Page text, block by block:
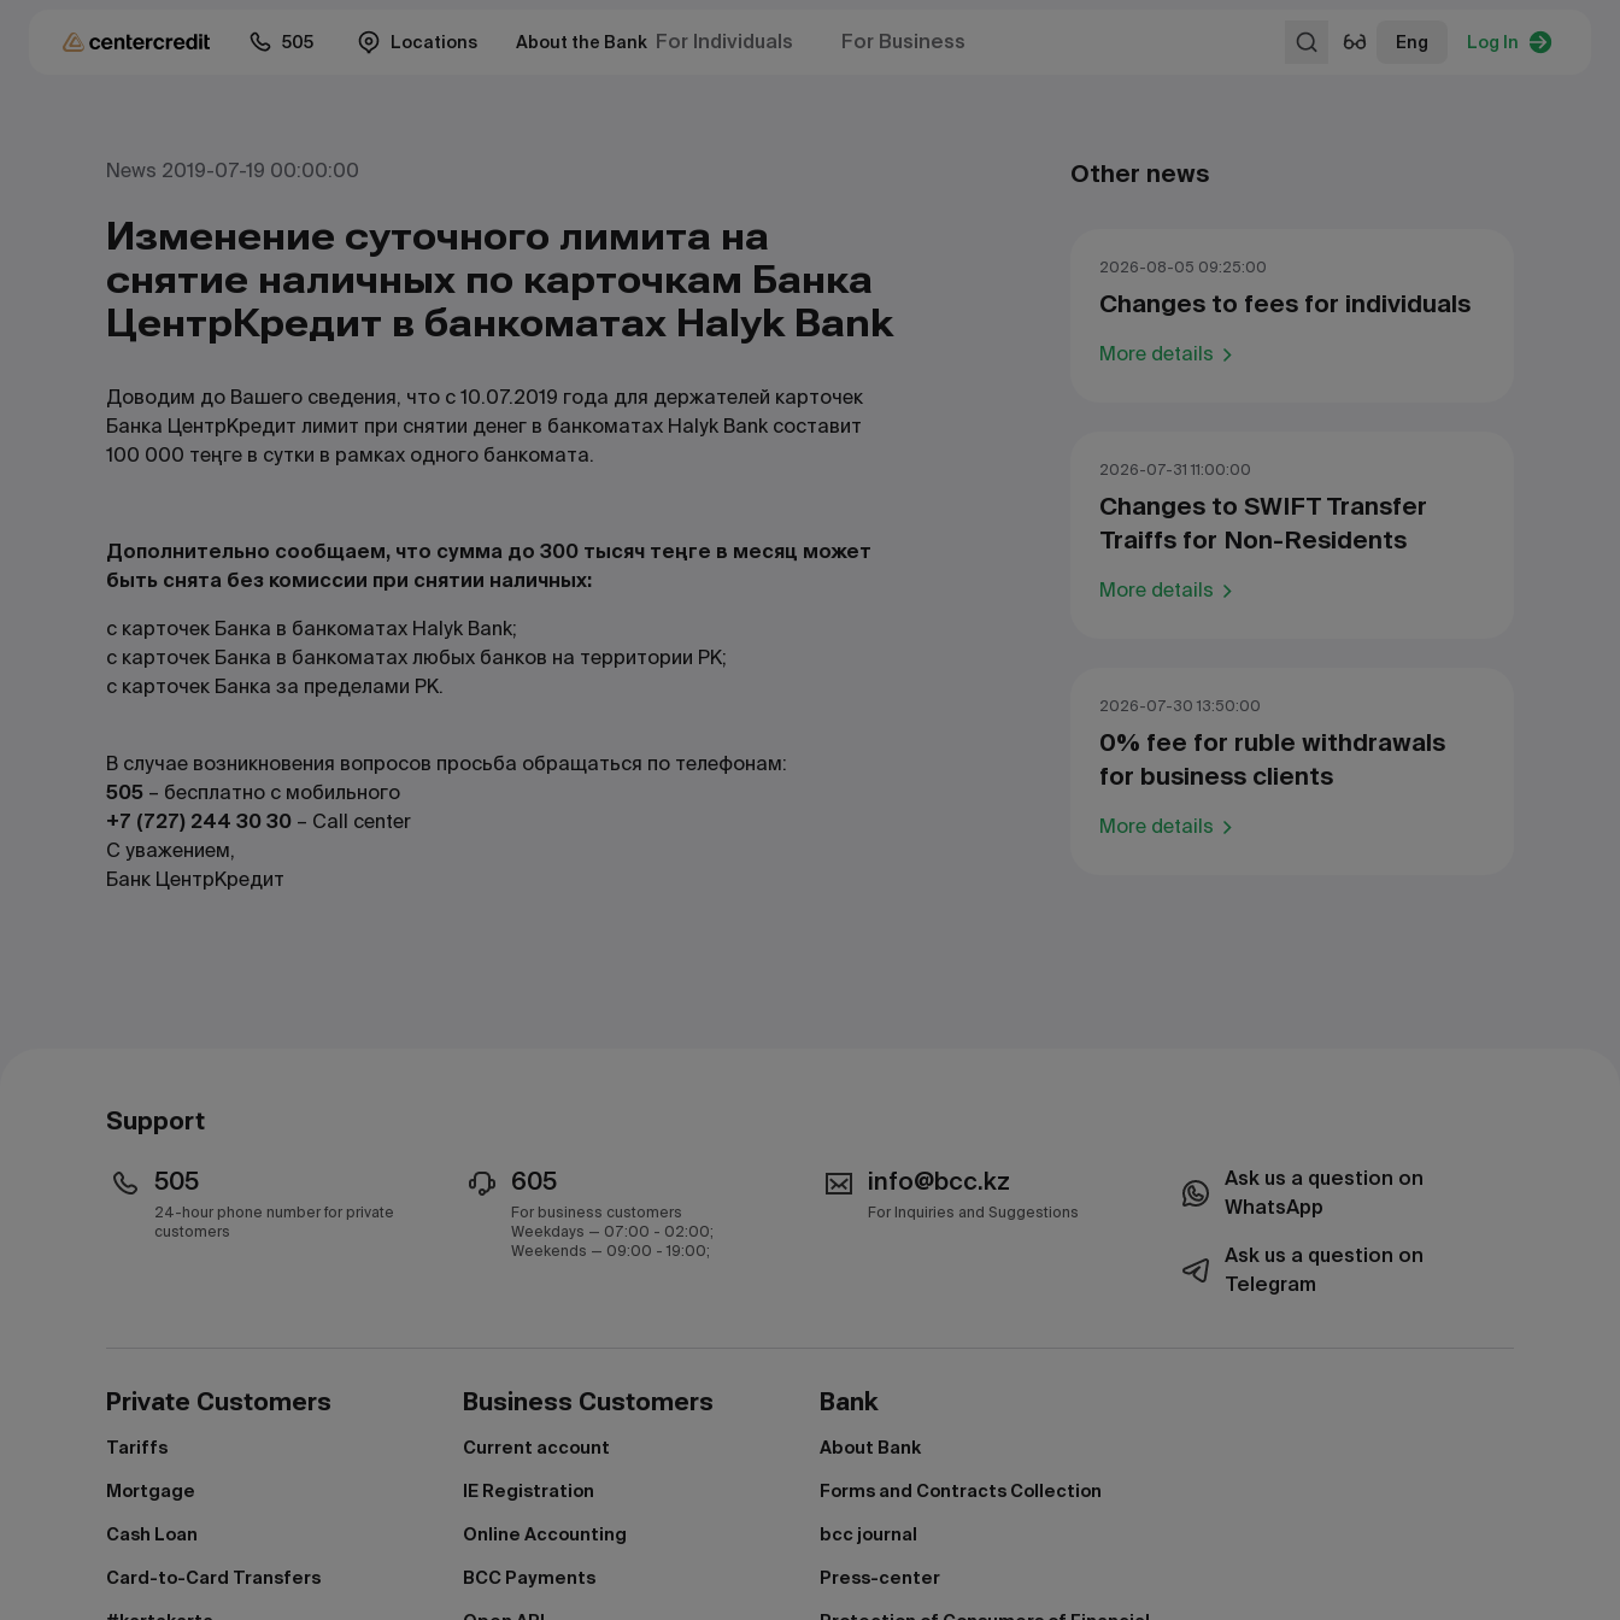
505 Locations About the Bank For Individuals For Business Eng Log In
News 2019-07-19 00:00:00
Изменение суточного лимита на
снятие наличных по карточкам Банка
ЦентрКредит в банкоматах Halyk Bank
Доводим до Вашего сведения, что с 10.07.2019 года для держателей карточек
Банка ЦентрКредит лимит при снятии денег в банкоматах Halyk Bank составит
100 000 теңге в сутки в рамках одного банкомата.
Дополнительно сообщаем, что сумма до 300 тысяч теңге в месяц может
быть снята без комиссии при снятии наличных:
с карточек Банка в банкоматах Halyk Bank;
с карточек Банка в банкоматах любых банков на территории РК;
с карточек Банка за пределами РК.
В случае возникновения вопросов просьба обращаться по телефонам:
505 – бесплатно с мобильного
+7 (727) 244 30 30 – Call center
С уважением,
Банк ЦентрКредит
Other news
2026-08-05 09:25:00
Changes to fees for individuals
More details
2026-07-31 11:00:00
Changes to SWIFT Transfer
Traiffs for Non-Residents
More details
2026-07-30 13:50:00
0% fee for ruble withdrawals
for business clients
More details
Support
505
24-hour phone number for private
customers
605
For business customers
Weekdays — 07:00 - 02:00;
Weekends — 09:00 - 19:00;
info@bcc.kz
For Inquiries and Suggestions
Ask us a question on
WhatsApp
Ask us a question on
Telegram
Private Customers
Tariffs
Mortgage
Cash Loan
Card-to-Card Transfers
Business Customers
Current account
IE Registration
Online Accounting
BCC Payments
Bank
About Bank
Forms and Contracts Collection
bcc journal
Press-center